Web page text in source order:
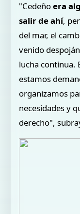
"Cedeñoera
salir de ahí,
del mar, el
venido
lucha continua.
estamos
organizamos
necesidades y
derecho",